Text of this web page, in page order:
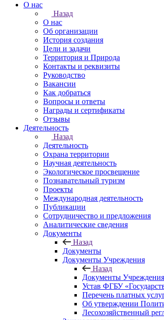
О нас
Назад
О нас
Об организации
История создания
Цели и задачи
Территория и Природа
Контакты и реквизиты
Руководство
Вакансии
Как добраться
Вопросы и ответы
Награды и сертификаты
Отзывы
Деятельность
Назад
Деятельность
Охрана территории
Научная деятельность
Экологическое просвещение
Познавательный туризм
Проекты
Международная деятельность
Публикации
Сотрудничество и предложения
Аналитические сведения
Документы
Назад
Документы
Документы Учреждения
Назад
Документы Учреждения
Устав ФГБУ
Перечень платных
Об утверждении
Лесохозяйственный